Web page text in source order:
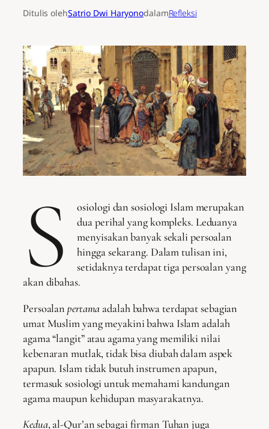
Ditulis olehSatrio Dwi HaryonodalamRefleksi
S
osiologi dan sosiologi Islam merupakan
dua perihal yang kompleks. Leduanya
menyisakan banyak sekali persoalan
hingga sekarang. Dalam tulisan ini,
setidaknya terdapat tiga persoalan yang
akan dibahas.
Persoalan pertama adalah bahwa terdapat sebagian
umat Muslim yang meyakini bahwa Islam adalah
agama “langit” atau agama yang memiliki nilai
kebenaran mutlak, tidak bisa diubah dalam aspek
apapun. Islam tidak butuh instrumen apapun,
termasuk sosiologi untuk memahami kandungan
agama maupun kehidupan masyarakatnya.
Kedua, al-Qur’an sebagai firman Tuhan juga